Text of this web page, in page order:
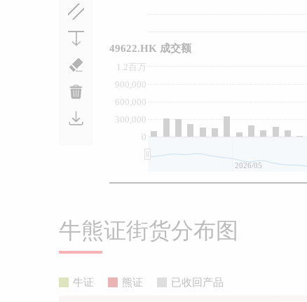
0
300,000
600,000
900,000
1.2百万
2026/05
49622.HK 成交额
牛熊证街货分布图
牛证 熊证 已收回产品